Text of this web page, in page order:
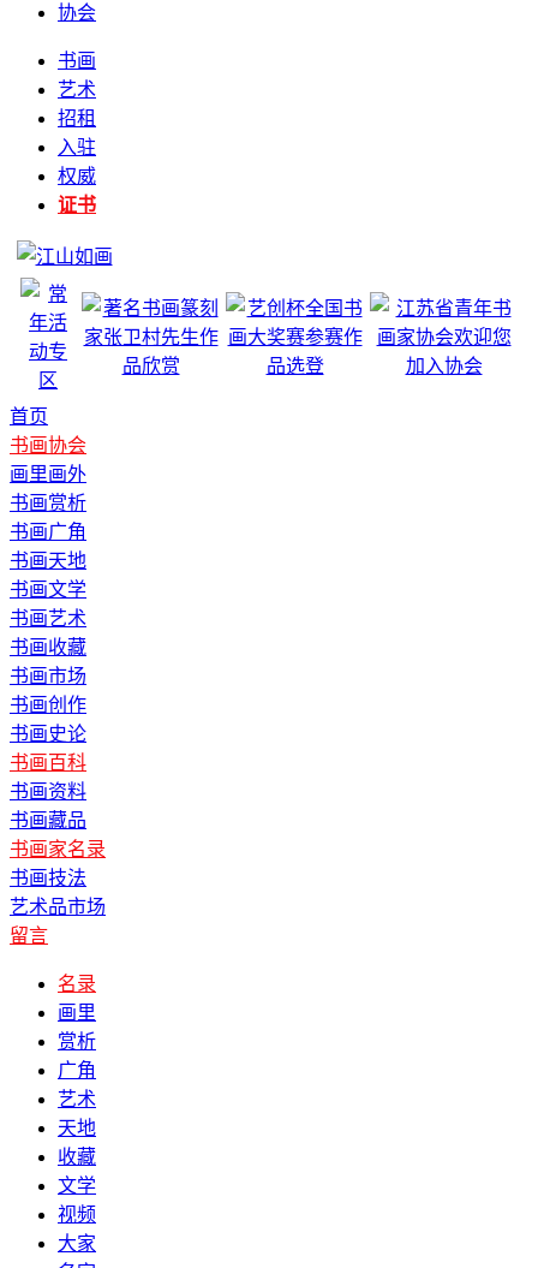
协会
书画
艺术
招租
入驻
权威
证书
首页
书画协会
画里画外
书画赏析
书画广角
书画天地
书画文学
书画艺术
书画收藏
书画市场
书画创作
书画史论
书画百科
书画资料
书画藏品
书画家名录
书画技法
艺术品市场
留言
名录
画里
赏析
广角
艺术
天地
收藏
文学
视频
大家